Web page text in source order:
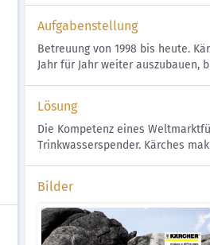
Aufgabenstellung
Betreuung von 1998 bis heute.
Jahr für Jahr weiter auszubauen,
Lösung
Die Kompetenz eines
Trinkwasserspender. Kärches
Bilder